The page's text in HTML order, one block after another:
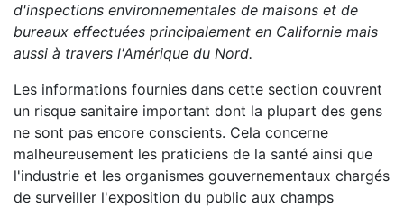
d'inspections environnementales de maisons et de
bureaux effectuées principalement en Californie mais
aussi à travers l'Amérique du Nord.
Les informations fournies dans cette section couvrent
un risque sanitaire important dont la plupart des gens
ne sont pas encore conscients. Cela concerne
malheureusement les praticiens de la santé ainsi que
l'industrie et les organismes gouvernementaux chargés
de surveiller l'exposition du public aux champs